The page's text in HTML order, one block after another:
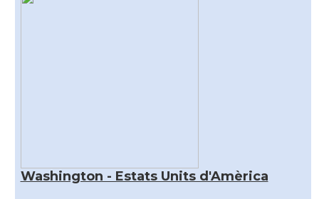
Washington - Estats Units d'Amèrica